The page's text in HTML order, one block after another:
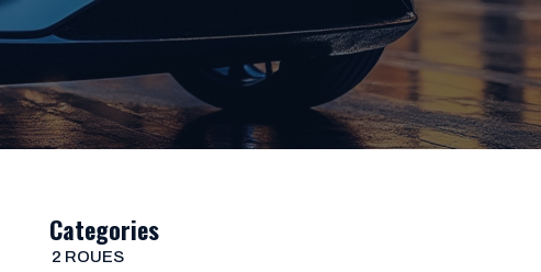
Categories
2 ROUES